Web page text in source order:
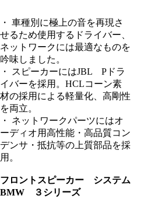
・ 車種別に極上の音を再現さ
せるため使用するドライバー、
ネットワークには最適なものを
吟味しました。
・ スピーカーにはJBL Pドラ
イバーを採用。HCLコーン素
材の採用による軽量化、高剛性
を両立。
・ ネットワークパーツにはオ
ーディオ用高性能・高品質コン
デンサ・抵抗等の上質部品を採
用。
フロントスピーカー システム
BMW ３シリーズ